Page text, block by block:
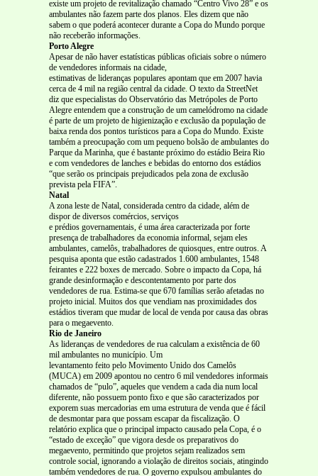
existe um projeto de revitalização chamado “Centro Vivo 28” e os
ambulantes não fazem parte dos planos. Eles dizem que não
sabem o que poderá acontecer durante a Copa do Mundo porque
não receberão informações.
Porto Alegre
Apesar de não haver estatísticas públicas oficiais sobre o número
de vendedores informais na cidade,
estimativas de lideranças populares apontam que em 2007 havia
cerca de 4 mil na região central da cidade. O texto da StreetNet
diz que especialistas do Observatório das Metrópoles de Porto
Alegre entendem que a construção de um camelódromo na cidade
é parte de um projeto de higienização e exclusão da população de
baixa renda dos pontos turísticos para a Copa do Mundo. Existe
também a preocupação com um pequeno bolsão de ambulantes do
Parque da Marinha, que é bastante próximo do estádio Beira Rio
e com vendedores de lanches e bebidas do entorno dos estádios
“que serão os principais prejudicados pela zona de exclusão
prevista pela FIFA”.
Natal
A zona leste de Natal, considerada centro da cidade, além de
dispor de diversos comércios, serviços
e prédios governamentais, é uma área caracterizada por forte
presença de trabalhadores da economia informal, sejam eles
ambulantes, camelôs, trabalhadores de quiosques, entre outros. A
pesquisa aponta que estão cadastrados 1.600 ambulantes, 1548
feirantes e 222 boxes de mercado. Sobre o impacto da Copa, há
grande desinformação e descontentamento por parte dos
vendedores de rua. Estima-se que 670 famílias serão afetadas no
projeto inicial. Muitos dos que vendiam nas proximidades dos
estádios tiveram que mudar de local de venda por causa das obras
para o megaevento.
Rio de Janeiro
As lideranças de vendedores de rua calculam a existência de 60
mil ambulantes no município. Um
levantamento feito pelo Movimento Unido dos Camelôs
(MUCA) em 2009 apontou no centro 6 mil vendedores informais
chamados de “pulo”, aqueles que vendem a cada dia num local
diferente, não possuem ponto fixo e que são caracterizados por
exporem suas mercadorias em uma estrutura de venda que é fácil
de desmontar para que possam escapar da fiscalização. O
relatório explica que o principal impacto causado pela Copa, é o
“estado de exceção” que vigora desde os preparativos do
megaevento, permitindo que projetos sejam realizados sem
controle social, ignorando a violação de direitos sociais, atingindo
também vendedores de rua. O governo expulsou ambulantes do